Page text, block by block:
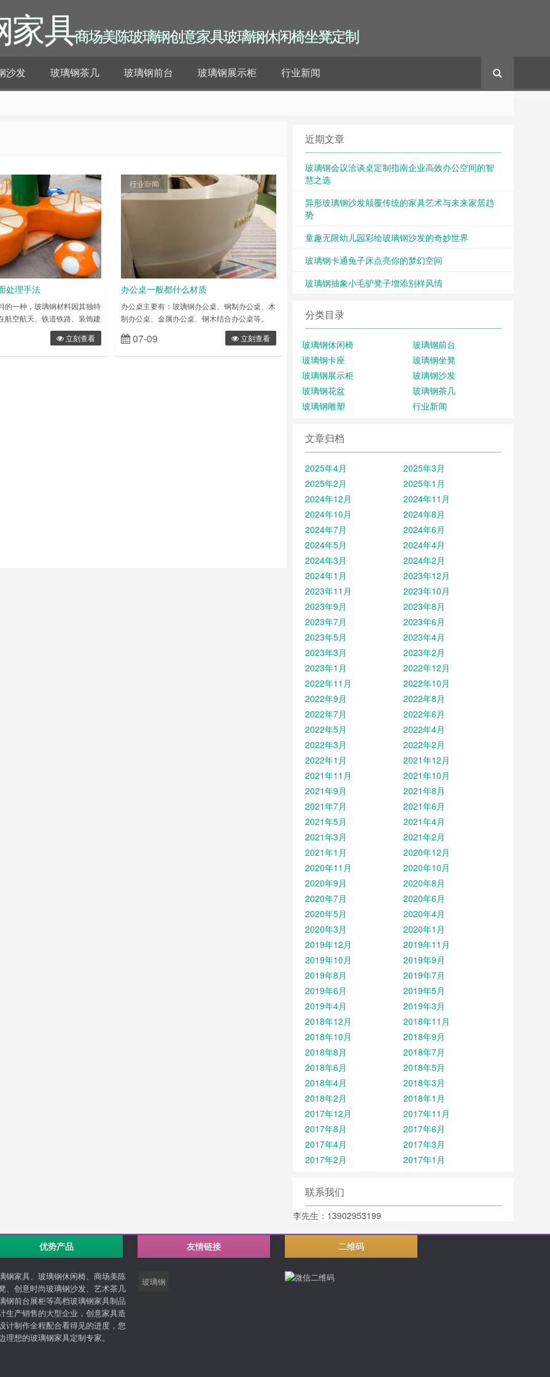
家具商场美陈玻璃钢创意家具玻璃钢休闲椅坐凳定制
沙发 玻璃钢茶几 玻璃钢前台 玻璃钢展示柜 行业新闻
处理手法
的一种，玻璃钢材料因其独特
航空航天、铁道铁路、装饰建
告展示、工艺礼品、建材卫
育用材、环卫工程等等十多个
并深受赞誉，成为材料行业中
立刻查看
行业新闻
办公桌一般都什么材质
办公桌主要有：玻璃钢办公桌、钢制办公桌、木
制办公桌、金属办公桌、钢木结合办公桌等。
材质也不再局限于钢制一种，多样材质如强化玻
璃、皮革、木材、铝合金的加入让办公桌的变化
更大，也呈现出更加活泼的面貌。 良好的办公
07-09 立刻查看
近期文章
玻璃钢会议洽谈桌定制指南企业高效办公空间的智
慧之选
异形玻璃钢沙发颠覆传统的家具艺术与未来家居趋
势
童趣无限幼儿园彩绘玻璃钢沙发的奇妙世界
玻璃钢卡通兔子床点亮你的梦幻空间
玻璃钢抽象小毛驴凳子增添别样风情
分类目录
玻璃钢休闲椅
玻璃钢前台
玻璃钢卡座
玻璃钢坐凳
玻璃钢展示柜
玻璃钢沙发
玻璃钢花盆
玻璃钢茶几
玻璃钢雕塑
行业新闻
文章归档
2025年4月
2025年3月
2025年2月
2025年1月
2024年12月
2024年11月
2024年10月
2024年8月
2024年7月
2024年6月
2024年5月
2024年4月
2024年3月
2024年2月
2024年1月
2023年12月
2023年11月
2023年10月
2023年9月
2023年8月
2023年7月
2023年6月
2023年5月
2023年4月
2023年3月
2023年2月
2023年1月
2022年12月
2022年11月
2022年10月
2022年9月
2022年8月
2022年7月
2022年6月
2022年5月
2022年4月
2022年3月
2022年2月
2022年1月
2021年12月
2021年11月
2021年10月
2021年9月
2021年8月
2021年7月
2021年6月
2021年5月
2021年4月
2021年3月
2021年2月
2021年1月
2020年12月
2020年11月
2020年10月
2020年9月
2020年8月
2020年7月
2020年6月
2020年5月
2020年4月
2020年3月
2020年1月
2019年12月
2019年11月
2019年10月
2019年9月
2019年8月
2019年7月
2019年6月
2019年5月
2019年4月
2019年3月
2018年12月
2018年11月
2018年10月
2018年9月
2018年8月
2018年7月
2018年6月
2018年5月
2018年4月
2018年3月
2018年2月
2018年1月
2017年12月
2017年11月
2017年8月
2017年6月
2017年4月
2017年3月
2017年2月
2017年1月
联系我们
李先生：13902953199
优势产品
钢家具、玻璃钢休闲椅、商场美陈
、创意时尚玻璃钢沙发、艺术茶几
钢前台展柜等高档玻璃钢家具制品
生产销售的大型企业，创意家具造
计制作全程配合看得见的进度，您
理想的玻璃钢家具定制专家。
友情链接
玻璃钢
二维码